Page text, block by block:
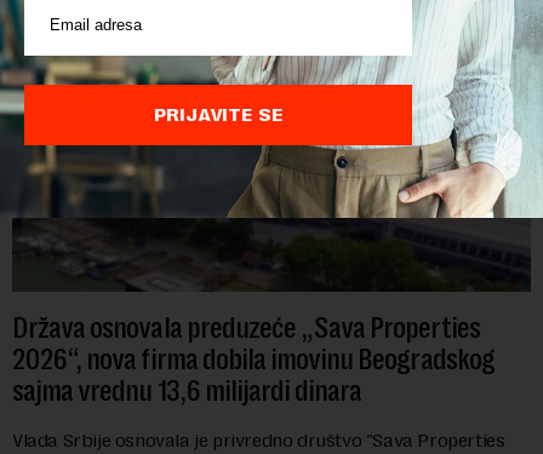
Država osnovala preduzeće „Sava Properties
2026“, nova firma dobila imovinu Beogradskog
sajma vrednu 13,6 milijardi dinara
Vlada Srbije osnovala je privredno društvo "Sava Properties
PRIJAVITE SE